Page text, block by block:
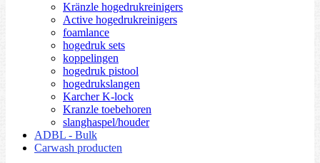
Kränzle hogedrukreinigers
Active hogedrukreinigers
foamlance
hogedruk sets
koppelingen
hogedruk pistool
hogedrukslangen
Karcher K-lock
Kranzle toebehoren
slanghaspel/houder
ADBL - Bulk
Carwash producten